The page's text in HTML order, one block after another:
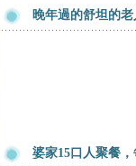
晚年過的舒坦的
婆家15口人聚餐